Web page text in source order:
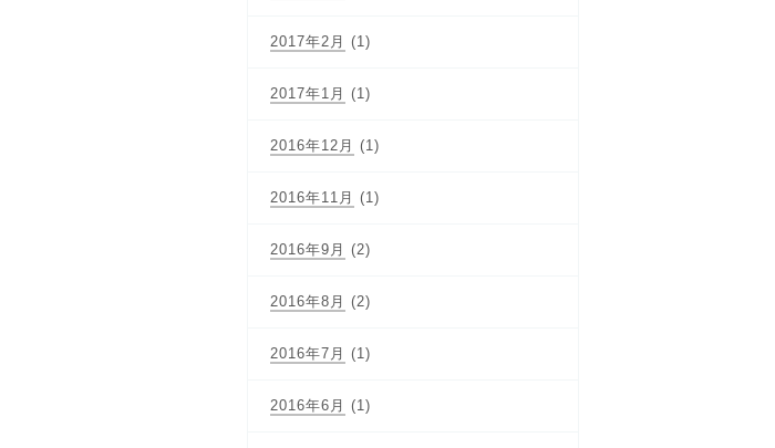
2017年2月 (1)
2017年1月 (1)
2016年12月 (1)
2016年11月 (1)
2016年9月 (2)
2016年8月 (2)
2016年7月 (1)
2016年6月 (1)